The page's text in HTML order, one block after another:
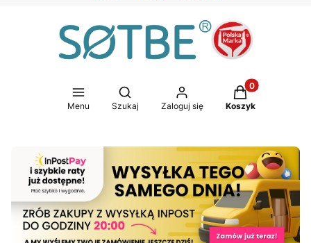
Menu
Otwórz wyszukiwarkę
Szukaj Zaloguj się
Produkty w
Koszyk